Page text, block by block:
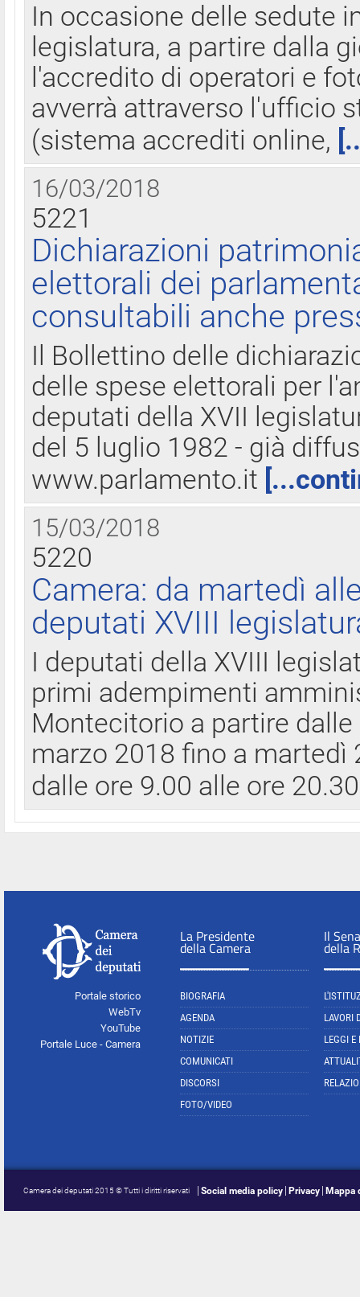
In occasione delle sedute
legislatura, a partire dalla
l'accredito di operatori e
avverrà attraverso l'ufficio
(sistema accrediti online,
16/03/2018
5221
Dichiarazioni
elettorali dei
consultabili anche
Il Bollettino delle
delle spese elettorali per
deputati della XVII
del 5 luglio 1982 - già
www.parlamento.it
15/03/2018
5220
Camera: da martedì
deputati XVIII
I deputati della XVIII
primi adempimenti
Montecitorio a partire
marzo 2018 fino a
dalle ore 9.00 alle ore
Portale storico
WebTv
YouTube
Portale Luce - Camera
La Presidente
della Camera
BIOGRAFIA
AGENDA
NOTIZIE
COMUNICATI
DISCORSI
FOTO/VIDEO
Il
della
LAVORI
LEGGI E
Camera dei deputati 2015 © Tutti i diritti riservati Social media policy Privacy Mappa